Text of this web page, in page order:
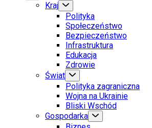
Kraj
Polityka
Społeczeństwo
Bezpieczeństwo
Infrastruktura
Edukacja
Zdrowie
Świat
Polityka zagraniczna
Wojna na Ukrainie
Bliski Wschód
Gospodarka